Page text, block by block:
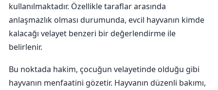
kullanılmaktadır. Özellikle taraflar arasında
anlaşmazlık olması durumunda, evcil hayvanın kimde
kalacağı velayet benzeri bir değerlendirme ile
belirlenir.
Bu noktada hakim, çocuğun velayetinde olduğu gibi
hayvanın menfaatini gözetir. Hayvanın düzenli bakımı,